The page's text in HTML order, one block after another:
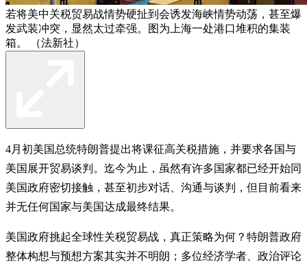
若将美中关税贸易战情势硬扯到会诱发海峡情势动荡，甚至爆
发武装冲突，显然太过牵强。图为上海一处港口堆积的集装
箱。 （法新社）
4月初美国总统特朗普提出将课征高关税措施，并要求各国与
美国展开贸易谈判。迄今为止，虽然有许多国家都已经开始同
美国政府密切接触，甚至初步对话、沟通与谈判，但目前看来
并无任何国家与美国达成最终结果。
美国政府挑起全球性关税贸易战，真正策略为何？特朗普政府
整体构想与预想方案其实并不明朗；多位经济学者、政治评论